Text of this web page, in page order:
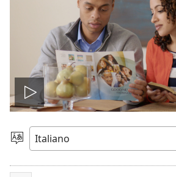
Play
Scegli
lingua